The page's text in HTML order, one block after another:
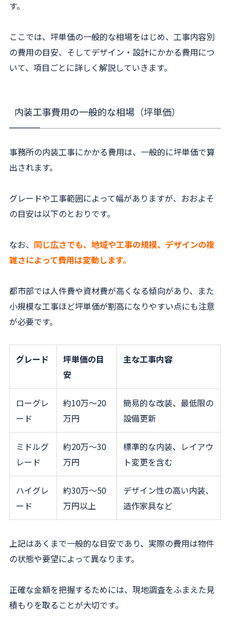
す。
ここでは、坪単価の一般的な相場をはじめ、工事内容別
の費用の目安、そしてデザイン・設計にかかる費用につ
いて、項目ごとに詳しく解説していきます。
内装工事費用の一般的な相場（坪単価）
事務所の内装工事にかかる費用は、一般的に坪単価で算
出されます。
グレードや工事範囲によって幅がありますが、おおよそ
の目安は以下のとおりです。
なお、 同じ広さでも、地域や工事の規模、デザインの複
雑さによって費用は変動します。
都市部では人件費や資材費が高くなる傾向があり、また
小規模な工事ほど坪単価が割高になりやすい点にも注意
が必要です。
グレード
坪単価の目
安
主な工事内容
ローグレ
ード
約10万〜20
万円
簡易的な改装、最低限の
設備更新
ミドルグ
レード
約20万〜30
万円
標準的な内装、レイアウ
ト変更を含む
ハイグレ
ード
約30万〜50
万円以上
デザイン性の高い内装、
造作家具など
上記はあくまで一般的な目安であり、実際の費用は物件
の状態や要望によって異なります。
正確な金額を把握するためには、現地調査をふまえた見
積もりを取ることが大切です。